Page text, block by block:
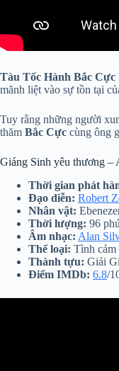
Tàu Tốc Hành Bắc Cực
mãnh liệt vào sự tồn tại
Tuy rằng những người
thăm Bắc Cực cùng ông
Giáng Sinh yêu thương –
Thời gian phát
Đạo diễn: Robert
Nhân vật:
Thời lượng: 96
Âm nhạc: Alan
Thể loại: Tình cảm
Thành tựu: Giải
Điểm IMDb: 6.8/